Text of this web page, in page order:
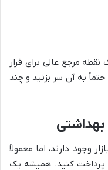
مرجع عالی برای قرار
حتماً به آن سر بزنید و چند
وجود دارند، اما معمولاً
پرداخت کنید. همیشه یک